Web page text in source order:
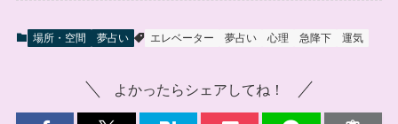
場所・空間 夢占い エレベーター 夢占い 心理 急降下 運気
よかったらシェアしてね！